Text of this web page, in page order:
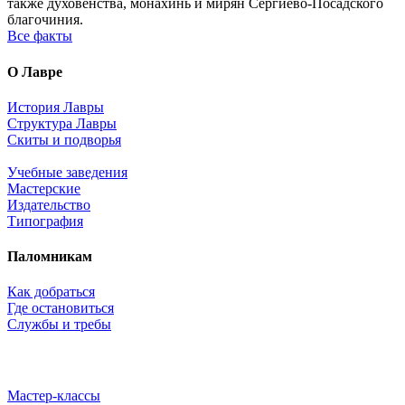
также духовенства, монахинь и мирян Сергиево-Посадского
благочиния.
Все факты
О Лавре
История Лавры
Структура Лавры
Скиты и подворья
Учебные заведения
Мастерские
Издательство
Типография
Паломникам
Как добраться
Где остановиться
Службы и требы
Мастер-классы